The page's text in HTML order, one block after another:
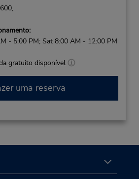
- 5:00 PM; Sat 8:00 AM - 12:00 PM
gratuito disponível
uma reserva